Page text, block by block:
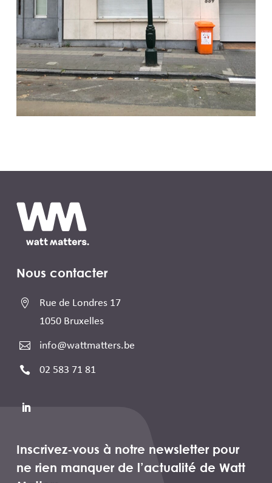
Nous contacter

Rue de Londres 17
1050 Bruxelles
 info@wattmatters.be
 02 583 71 81
Inscrivez-vous à notre newsletter pour
ne rien manquer de l’actualité de Watt